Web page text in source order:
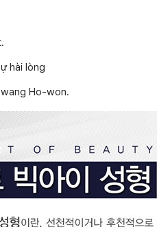
hài lòng
Ho-won.